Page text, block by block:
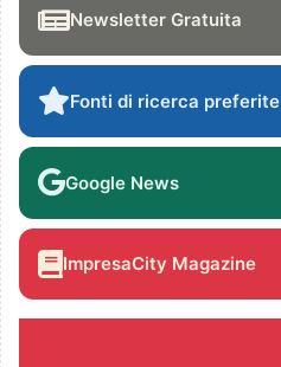
Newsletter Gratuita
Fonti di ricerca preferite
Google News
ImpresaCity Magazine